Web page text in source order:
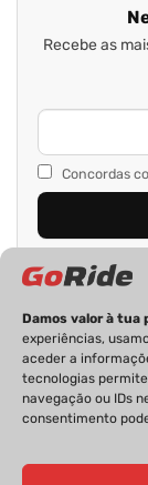
Damos valor à tua
experiências,
aceder a
tecnologias
navegação ou IDs
consentimento
Recebe as
Concordas
PRIVACIDADE